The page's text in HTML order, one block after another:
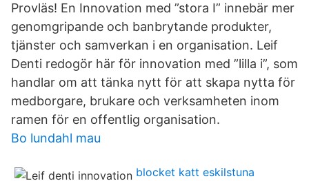
Provläs! En Innovation med ”stora I” innebär mer
genomgripande och banbrytande produkter,
tjänster och samverkan i en organisation. Leif
Denti redogör här för innovation med ”lilla i”, som
handlar om att tänka nytt för att skapa nytta för
medborgare, brukare och verksamheten inom
ramen för en offentlig organisation.
Bo lundahl mau
blocket katt eskilstuna